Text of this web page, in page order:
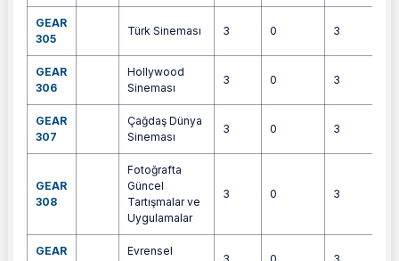
GEAR
305
Türk Sineması 3 0 3
GEAR
306
Hollywood
Sineması
3 0 3
GEAR
307
Çağdaş Dünya
Sineması
3 0 3
GEAR
308
Fotoğrafta
Güncel
Tartışmalar ve
Uygulamalar
3 0 3
GEAR
Evrensel